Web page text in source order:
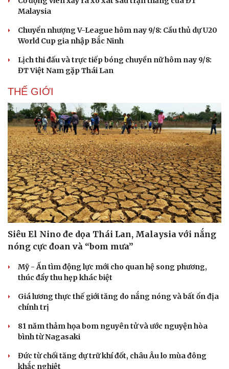
Văn hóa
Sân khấu - Điện ảnh
Văn học
Âm nhạc
Di sản
Giải trí
Malaysia
Chuyển nhượng V-League hôm nay 9/8: Cầu thủ dự U20
World Cup gia nhập Bắc Ninh
Lịch thi đấu và trực tiếp bóng chuyền nữ hôm nay 9/8:
ĐT Việt Nam gặp Thái Lan
THẾ GIỚI
Siêu El Nino đe dọa Thái Lan, Malaysia với nắng
nóng cực đoan và “bom mưa”
Mỹ - Ấn tìm động lực mới cho quan hệ song phương,
thúc đẩy thu hẹp khác biệt
Giá lương thực thế giới tăng do nắng nóng và bất ổn địa
chính trị
81 năm thảm họa bom nguyên tử và ước nguyện hòa
bình từ Nagasaki
Đức từ chối tăng dự trữ khí đốt, châu Âu lo mùa đông
khắc nghiệt